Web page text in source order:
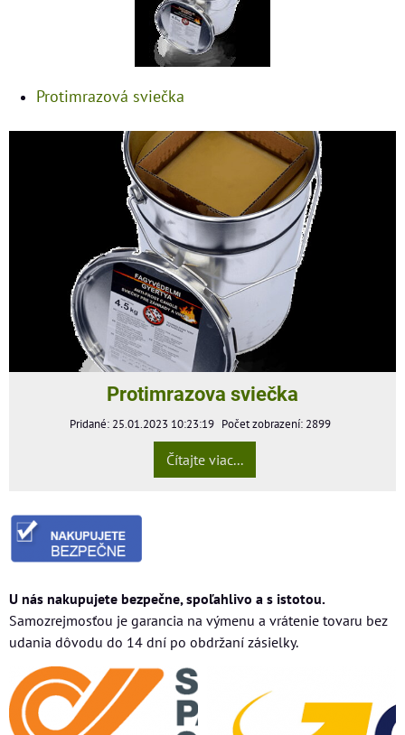
Protimrazová sviečka
Protimrazova sviečka
Pridané: 25.01.2023 10:23:19 Počet zobrazení: 2899
Čítajte viac...
U nás nakupujete bezpečne, spoľahlivo a s istotou.
Samozrejmosťou je garancia na výmenu a vrátenie tovaru bez
udania dôvodu do 14 dní po obdržaní zásielky.